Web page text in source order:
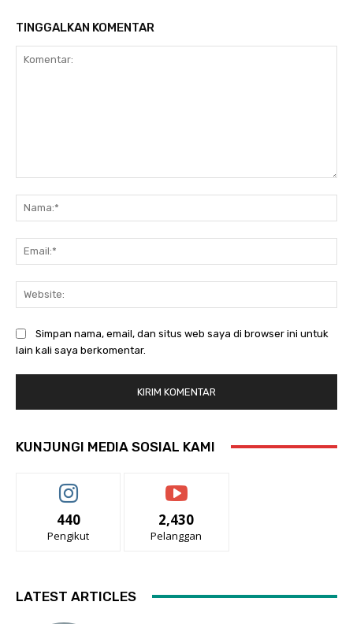
TINGGALKAN KOMENTAR
Simpan nama, email, dan situs web saya di browser ini untuk
lain kali saya berkomentar.
KUNJUNGI MEDIA SOSIAL KAMI
440
Pengikut
2,430
Pelanggan
LATEST ARTICLES